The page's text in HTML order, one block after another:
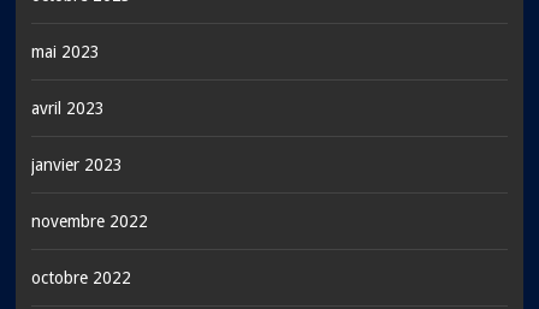
mai 2023
avril 2023
janvier 2023
novembre 2022
octobre 2022